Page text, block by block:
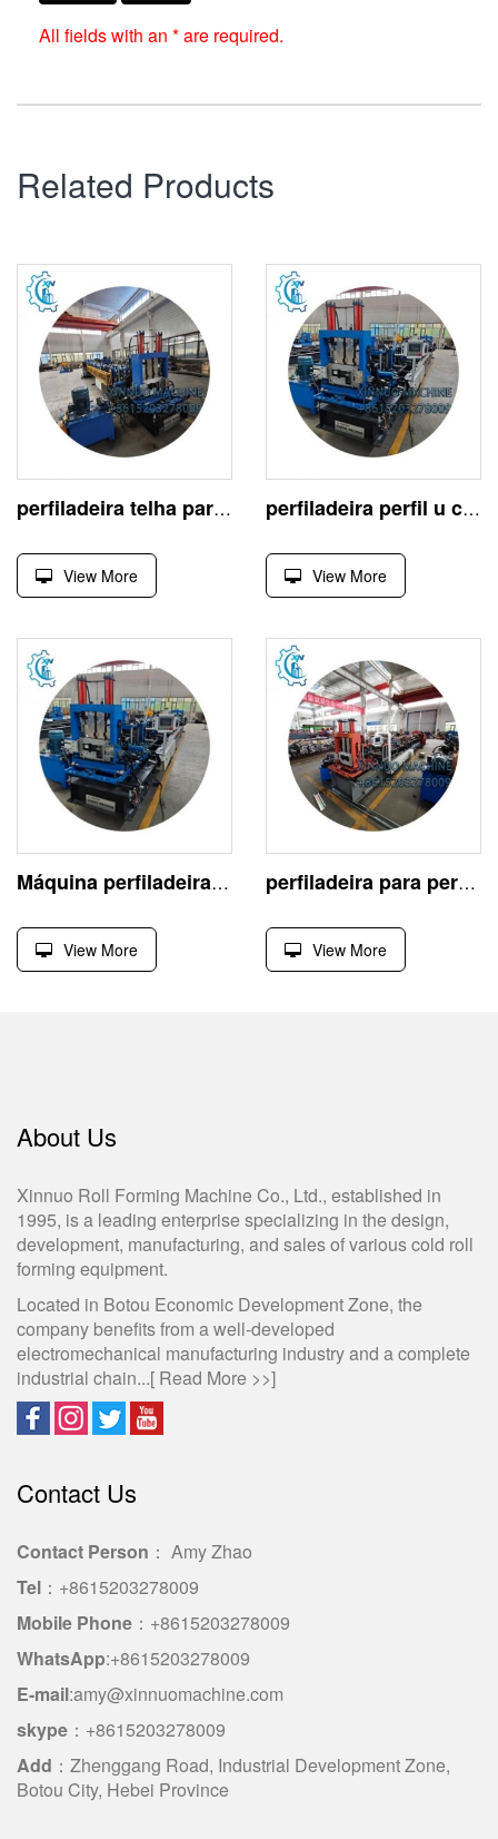
All fields with an * are required.
Related Products
perfiladeira telha para madeira e metal
View More
perfiladeira perfil u com sistema de alta precisão
View More
Máquina perfiladeira de ripa metálica forma perfis metálicos
View More
perfiladeira para perfis estruturais u e c de alta performance
View More
About Us
Xinnuo Roll Forming Machine Co., Ltd., established in
1995, is a leading enterprise specializing in the design,
development, manufacturing, and sales of various cold roll
forming equipment.
Located in Botou Economic Development Zone, the
company benefits from a well-developed
electromechanical manufacturing industry and a complete
industrial chain...[ Read More >>]
Contact Us
Contact Person ： Amy Zhao
Tel ：+8615203278009
Mobile Phone ：+8615203278009
WhatsApp:+8615203278009
E-mail:amy@xinnuomachine.com
skype ：+8615203278009
Add ：Zhenggang Road, Industrial Development Zone,
Botou City, Hebei Province